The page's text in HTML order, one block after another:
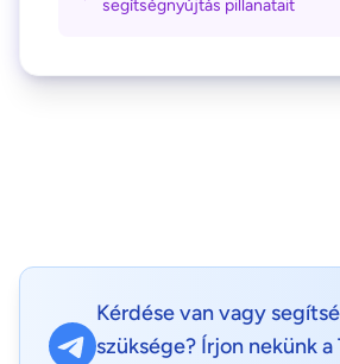
segítségnyújtás pillanatait
Kérdése van vagy
szüksége? Írjon nekünk a